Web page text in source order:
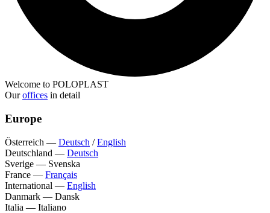
Welcome to POLOPLAST
Ouroffices in detail
Europe
Österreich — Deutsch /English
Deutschland — Deutsch
Sverige — Svenska
France — Français
International — English
Danmark — Dansk
Italia — Italiano